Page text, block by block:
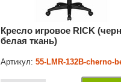
Кресло игровое RICK
белая ткань)
Артикул:55-LMR-132B-cherno-